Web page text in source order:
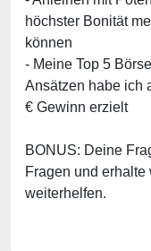
höchster Bonität
können
- Meine Top 5
Ansätzen habe ich
€ Gewinn erzielt
BONUS: Deine
Fragen und
weiterhelfen.